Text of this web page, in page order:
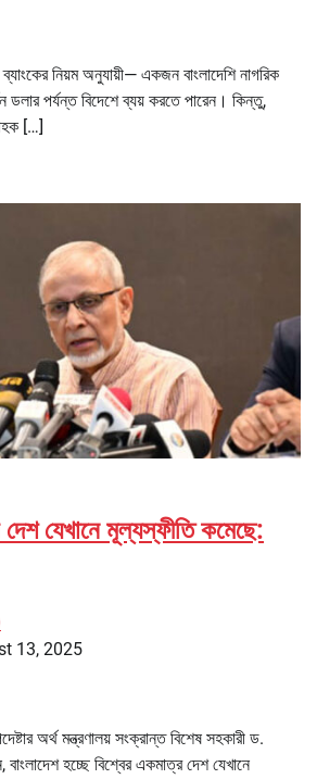
নিয়ম অনুযায়ী— একজন বাংলাদেশি নাগরিক
ডলার পর্যন্ত বিদেশে ব্যয় করতে পারেন। কিন্তু,
[…]
যেখানে মূল্যস্ফীতি কমেছে:
13, 2025
অর্থ মন্ত্রণালয় সংক্রান্ত বিশেষ সহকারী ড.
হচ্ছে বিশ্বের একমাত্র দেশ যেখানে